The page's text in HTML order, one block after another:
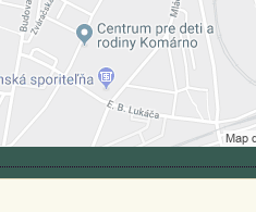
cookie: Funkčné
Otvoriť obsah v novom okne